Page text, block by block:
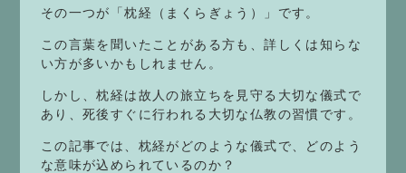
その一つが「枕経（まくらぎょう）」です。
この言葉を聞いたことがある方も、詳しくは知らな
い方が多いかもしれません。
しかし、枕経は故人の旅立ちを見守る大切な儀式で
あり、死後すぐに行われる大切な仏教の習慣です。
この記事では、枕経がどのような儀式で、どのよう
な意味が込められているのか？